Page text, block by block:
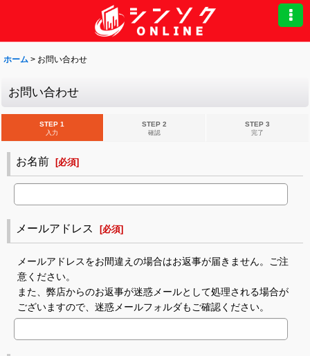
ホーム > お問い合わせ
お問い合わせ
STEP 1
入力
STEP 2
確認
STEP 3
完了
お名前 [必須]
メールアドレス [必須]
メールアドレスをお間違えの場合はお返事が届きません。ご注
意ください。
また、弊店からのお返事が迷惑メールとして処理される場合が
ございますので、迷惑メールフォルダもご確認ください。